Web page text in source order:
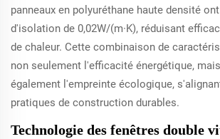
panneaux en polyuréthane haute densité
d'isolation de 0,02W/(m·K), réduisant
de chaleur. Cette combinaison de
non seulement l'efficacité énergétique,
également l'empreinte écologique,
pratiques de construction durables.
Technologie des fenêtres double